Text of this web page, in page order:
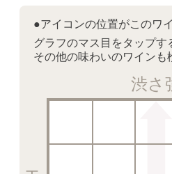
●アイコンの位置がこのワ
グラフのマス目をタップす
その他の味わいのワインも
渋さ